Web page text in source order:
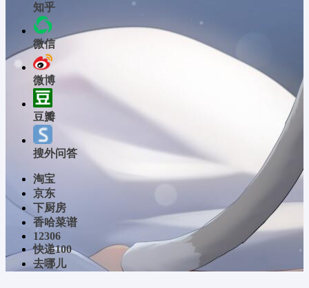
知乎
微信
微博
豆瓣
搜外问答
淘宝
京东
下厨房
香哈菜谱
12306
快递100
去哪儿